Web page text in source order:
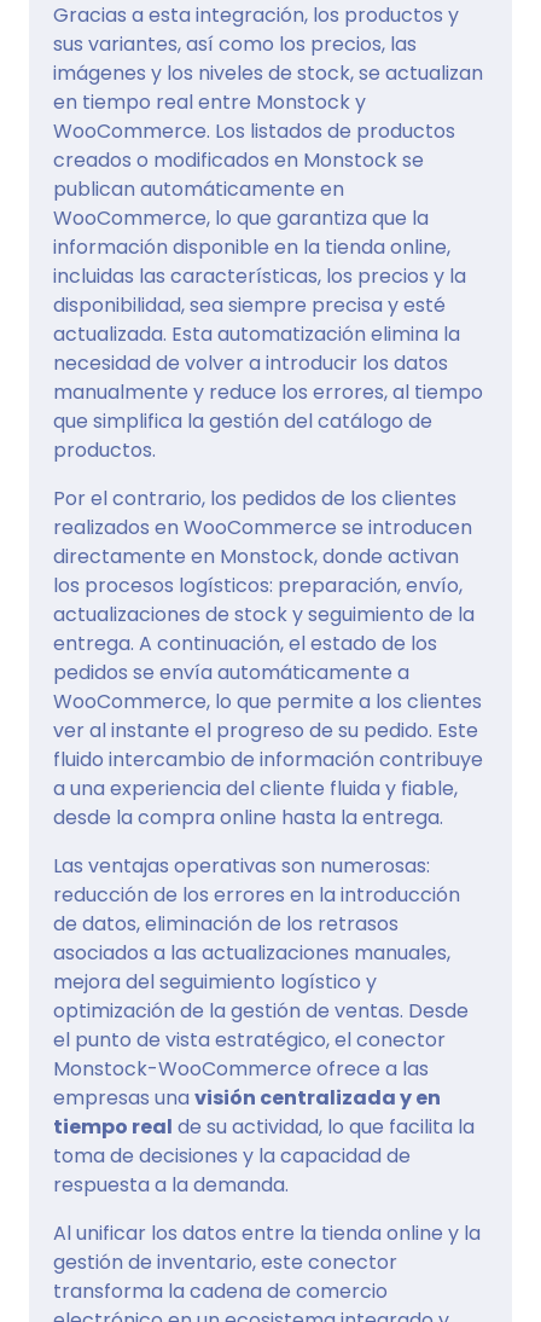
Gracias a esta integración, los productos y
sus variantes, así como los precios, las
imágenes y los niveles de stock, se actualizan
en tiempo real entre Monstock y
WooCommerce. Los listados de productos
creados o modificados en Monstock se
publican automáticamente en
WooCommerce, lo que garantiza que la
información disponible en la tienda online,
incluidas las características, los precios y la
disponibilidad, sea siempre precisa y esté
actualizada. Esta automatización elimina la
necesidad de volver a introducir los datos
manualmente y reduce los errores, al tiempo
que simplifica la gestión del catálogo de
productos.
Por el contrario, los pedidos de los clientes
realizados en WooCommerce se introducen
directamente en Monstock, donde activan
los procesos logísticos: preparación, envío,
actualizaciones de stock y seguimiento de la
entrega. A continuación, el estado de los
pedidos se envía automáticamente a
WooCommerce, lo que permite a los clientes
ver al instante el progreso de su pedido. Este
fluido intercambio de información contribuye
a una experiencia del cliente fluida y fiable,
desde la compra online hasta la entrega.
Las ventajas operativas son numerosas:
reducción de los errores en la introducción
de datos, eliminación de los retrasos
asociados a las actualizaciones manuales,
mejora del seguimiento logístico y
optimización de la gestión de ventas. Desde
el punto de vista estratégico, el conector
Monstock-WooCommerce ofrece a las
empresas una visión centralizada y en
tiempo real de su actividad, lo que facilita la
toma de decisiones y la capacidad de
respuesta a la demanda.
Al unificar los datos entre la tienda online y la
gestión de inventario, este conector
transforma la cadena de comercio